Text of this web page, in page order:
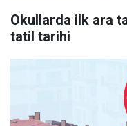
Okullarda ilk ara
tatil tarihi